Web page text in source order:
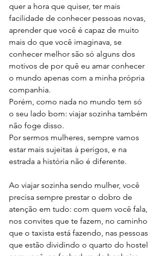
quer a hora que quiser, ter mais
facilidade de conhecer pessoas novas,
aprender que você é capaz de muito
mais do que você imaginava, se
conhecer melhor são só alguns dos
motivos de por quê eu amar conhecer
o mundo apenas com a minha própria
companhia.
Porém, como nada no mundo tem só
o seu lado bom: viajar sozinha também
não foge disso.
Por sermos mulheres, sempre vamos
estar mais sujeitas à perigos, e na
estrada a história não é diferente.
Ao viajar sozinha sendo mulher, você
precisa sempre prestar o dobro de
atenção em tudo: com quem você fala,
nos convites que te fazem, no caminho
que o taxista está fazendo, nas pessoas
que estão dividindo o quarto do hostel